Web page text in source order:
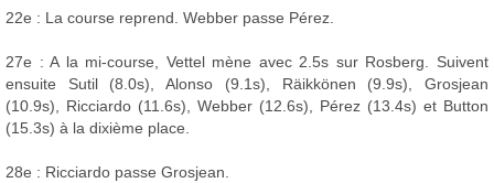
22e : La course reprend. Webber passe Pérez.
27e : A la mi-course, Vettel mène avec 2.5s sur Rosberg. Suivent
ensuite Sutil (8.0s), Alonso (9.1s), Räikkönen (9.9s), Grosjean
(10.9s), Ricciardo (11.6s), Webber (12.6s), Pérez (13.4s) et Button
(15.3s) à la dixième place.
28e : Ricciardo passe Grosjean.